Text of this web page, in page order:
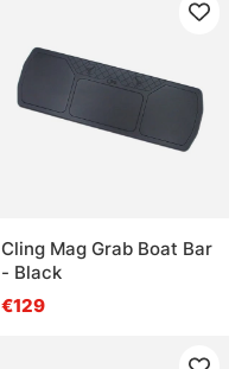
Cling Mag Grab Boat Bar
- Black
€129